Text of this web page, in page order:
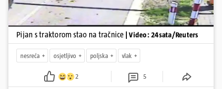
Pijan s traktorom stao na tračnice | Video: 24sata/Reuters
nesreća osjetljivo poljska vlak
2 5